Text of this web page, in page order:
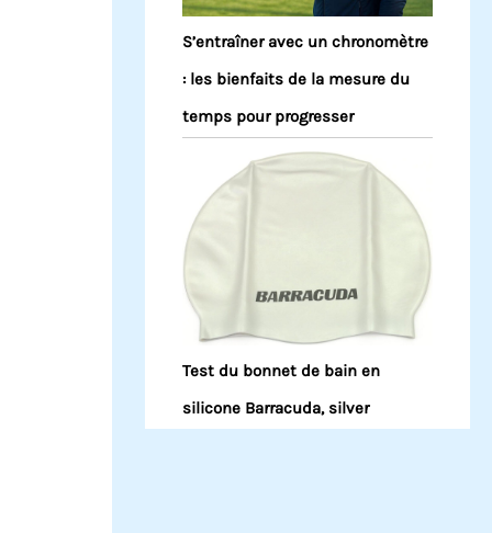
S’entraîner avec un chronomètre
: les bienfaits de la mesure du
temps pour progresser
Test du bonnet de bain en
silicone Barracuda, silver